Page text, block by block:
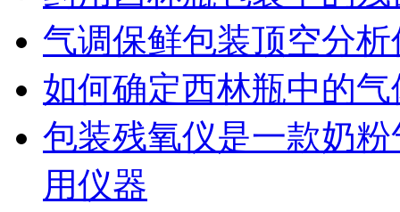
气调保鲜包装顶空分
如何确定西林瓶中的
包装残氧仪是一款奶
用仪器